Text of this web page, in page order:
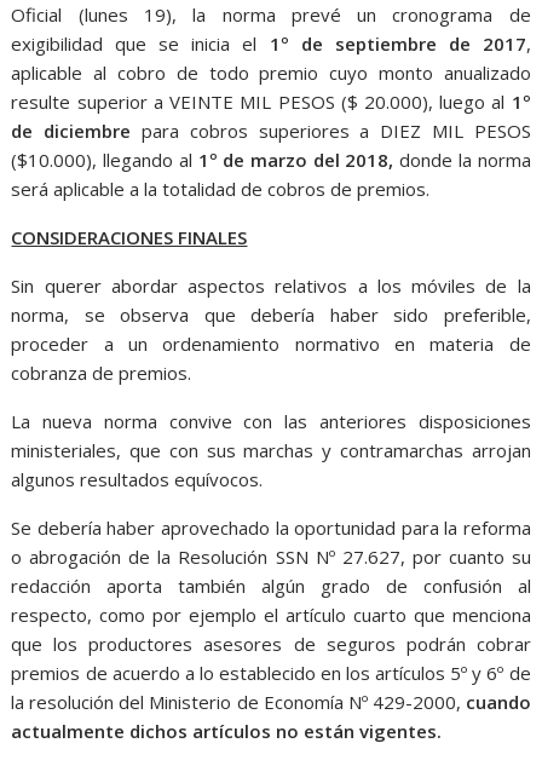
Oficial (lunes 19), la norma prevé un cronograma de
exigibilidad que se inicia el 1º de septiembre de 2017,
aplicable al cobro de todo premio cuyo monto anualizado
resulte superior a VEINTE MIL PESOS ($ 20.000), luego al 1º
de diciembre para cobros superiores a DIEZ MIL PESOS
($10.000), llegando al 1º de marzo del 2018, donde la norma
será aplicable a la totalidad de cobros de premios.
CONSIDERACIONES FINALES
Sin querer abordar aspectos relativos a los móviles de la
norma, se observa que debería haber sido preferible,
proceder a un ordenamiento normativo en materia de
cobranza de premios.
La nueva norma convive con las anteriores disposiciones
ministeriales, que con sus marchas y contramarchas arrojan
algunos resultados equívocos.
Se debería haber aprovechado la oportunidad para la reforma
o abrogación de la Resolución SSN Nº 27.627, por cuanto su
redacción aporta también algún grado de confusión al
respecto, como por ejemplo el artículo cuarto que menciona
que los productores asesores de seguros podrán cobrar
premios de acuerdo a lo establecido en los artículos 5º y 6º de
la resolución del Ministerio de Economía Nº 429-2000, cuando
actualmente dichos artículos no están vigentes.